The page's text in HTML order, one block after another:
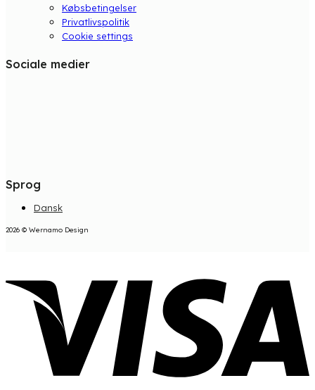
Købsbetingelser
Privatlivspolitik
Cookie settings
Sociale medier
Sprog
Dansk
2026 © Wernamo Design